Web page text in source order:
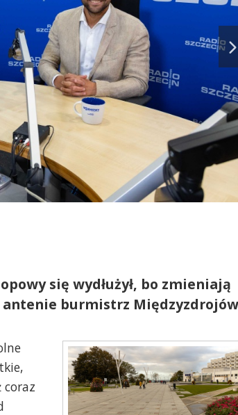
się wydłużył, bo zmieniają
antenie burmistrz